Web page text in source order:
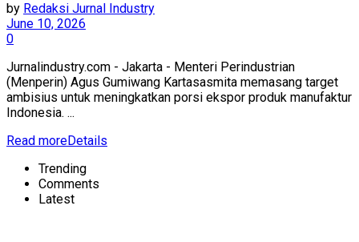
by Redaksi Jurnal Industry
June 10, 2026
0
Jurnalindustry.com - Jakarta - Menteri Perindustrian
(Menperin) Agus Gumiwang Kartasasmita memasang target
ambisius untuk meningkatkan porsi ekspor produk manufaktur
Indonesia. ...
Read moreDetails
Trending
Comments
Latest